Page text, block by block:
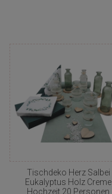
Tischdeko Herz Salbei
Eukalyptus Holz Creme
Hochzeit 20 Personen